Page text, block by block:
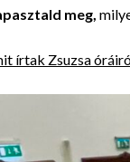
meg,
írtak Zsuzsa